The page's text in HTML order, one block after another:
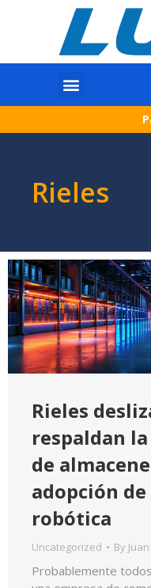
Rieles
Rieles
respaldan
de
adopción
robótica
Uncategorized By
Probablemente